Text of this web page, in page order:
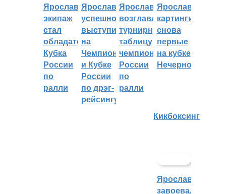
Ярославский
экипаж
стал
обладателем
Кубка
России
по
ралли
Ярославцы
успешно
выступили
на
Чемпионате
и Кубке
России
по дрэг-
рейсингу
Ярославцы
возглавляют
турнирную
таблицу
чемпионата
России
по
ралли
Ярославские
картингисты
снова
первые
на кубке
Нечерноземья
Кикбоксинг
Ярославцы
завоевали